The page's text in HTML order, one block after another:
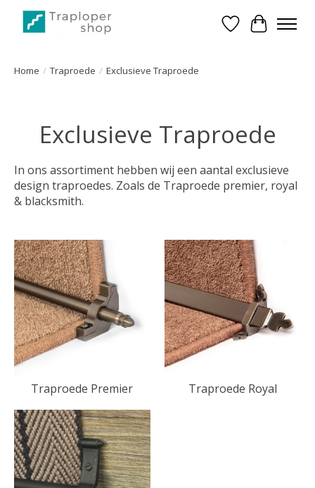
Verlanglijst
Home / Traproede / Exclusieve Traproede
Exclusieve Traproede
In ons assortiment hebben wij een aantal exclusieve
design traproedes. Zoals de Traproede premier, royal
& blacksmith.
Traproede Premier Traproede Royal